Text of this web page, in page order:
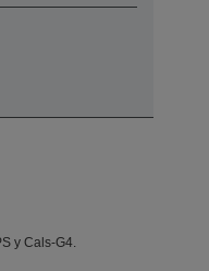
y Cals-G4.